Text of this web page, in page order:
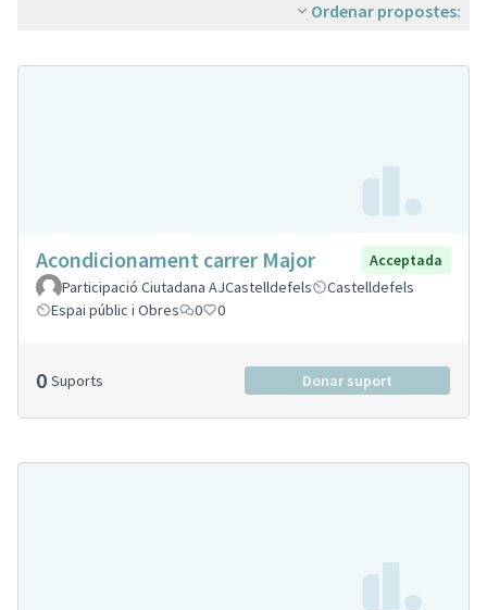
Ordenar propostes:
Acondicionament carrer Major
Acceptada
Participació Ciutadana AJCastelldefels
Castelldefels
Espai públic i Obres
0 0
0 Suports Donar suport